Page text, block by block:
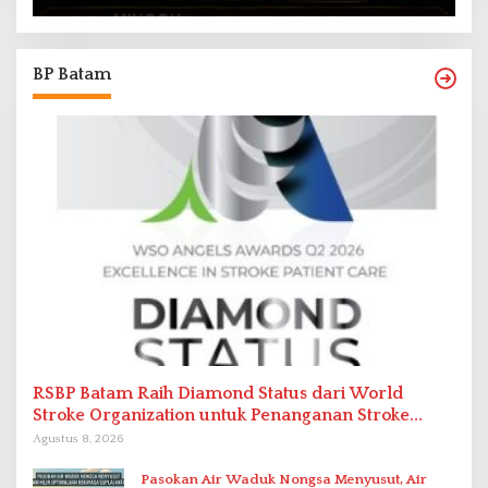
BP Batam
RSBP Batam Raih Diamond Status dari World
Stroke Organization untuk Penanganan Stroke
Berstandar Internasional
Agustus 8, 2026
Pasokan Air Waduk Nongsa Menyusut, Air